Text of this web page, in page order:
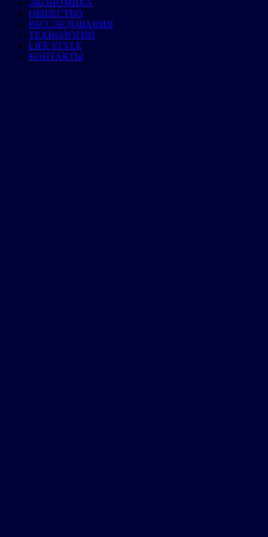
ЭКОНОМИКА
ОБЩЕСТВО
РАССЛЕДОВАНИЯ
ТЕХНОЛОГИИ
LIFE STYLE
КОНТАКТЫ